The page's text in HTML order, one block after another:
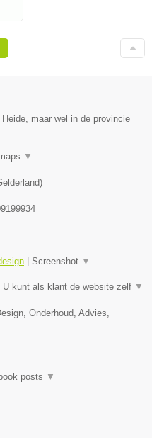
maar wel in de provincie
▼
)
Screenshot ▼
kunt als klant de website zelf ▼
Onderhoud, Advies,
posts ▼